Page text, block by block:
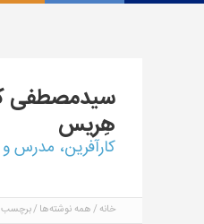
سیدمصطفی
هِریس
کارآفرین، مدرس
خانه همه نوشته‌ها برچسب: